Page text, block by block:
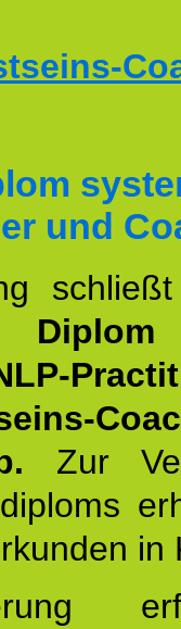
und
Zur
in